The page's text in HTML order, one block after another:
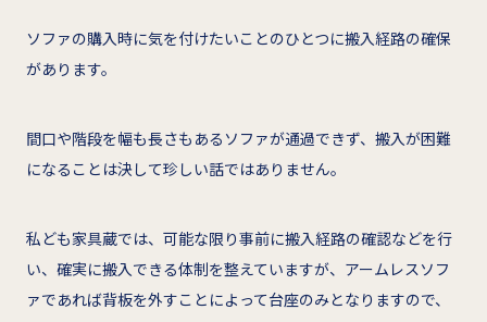
ソファの購入時に気を付けたいことのひとつに搬入経路の確保
があります。
間口や階段を幅も長さもあるソファが通過できず、搬入が困難
になることは決して珍しい話ではありません。
私ども家具蔵では、可能な限り事前に搬入経路の確認などを行
い、確実に搬入できる体制を整えていますが、アームレスソフ
ァであれば背板を外すことによって台座のみとなりますので、